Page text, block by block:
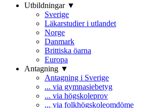
Utbildningar ▼
Sverige
Läkarstudier i utlandet
Norge
Danmark
Brittiska öarna
Europa
Antagning ▼
Antagning i Sverige
... via gymnasiebetyg
... via högskoleprov
... via folkhögskoleomdöme